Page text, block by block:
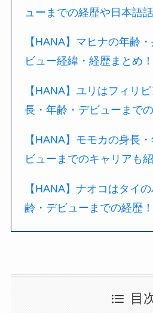
ューまでの経歴や日本語
【HANA】マヒナの年齢
ビュー経緯・経歴まとめ！
【HANA】ユリはフィリ
長・年齢・デビューまでの
【HANA】モモカの身長
ビューまでのキャリアも紹
【HANA】ナオコはタイ
齢・デビューまでの経歴！
目